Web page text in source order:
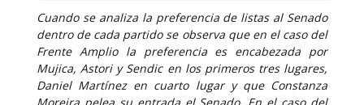
Cuando se analiza la preferencia de listas al Senado
dentro de cada partido se observa que en el caso del
Frente Amplio la preferencia es encabezada por
Mujica, Astori y Sendic en los primeros tres lugares,
Daniel Martínez en cuarto lugar y que Constanza